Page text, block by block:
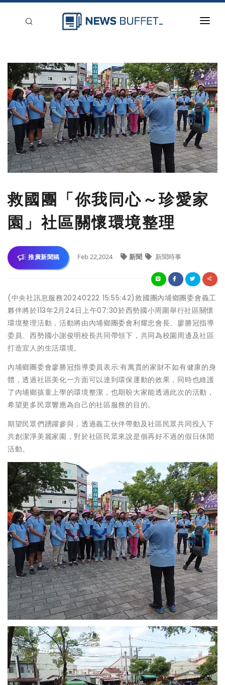
新聞稿分類
登入
刊登
救國團「你我同心～珍愛家
園」社區關懷環境整理
推廣新聞稿 Feb 22,2024 新聞 新聞時事
(中央社訊息服務20240222 15:55:42)救國團內埔鄉團委會義工
夥伴將於113年2月24日上午07:30於西勢國小周圍舉行社區關懷
環境整理活動，活動將由內埔鄉團委會利耀忠會長、廖勝冠指導
委員、西勢國小謝俊明校長共同帶領下，共同為校園周邊及社區
打造宜人的生活環境。
內埔鄉團委會廖勝冠指導委員表示:有萬貫的家財不如有健康的身
體，透過社區美化一方面可以達到環保運動的效果，同時也維護
了內埔鄉孩童上學的環境整潔，也期盼大家能透過此次的活動，
希望更多民眾響應為自己的社區服務的目的。
期望民眾們踴躍參與，透過義工伙伴帶動及社區民眾共同投入下
共創潔淨美麗家園，對於社區民眾來說是個再好不過的假日休閒
活動。